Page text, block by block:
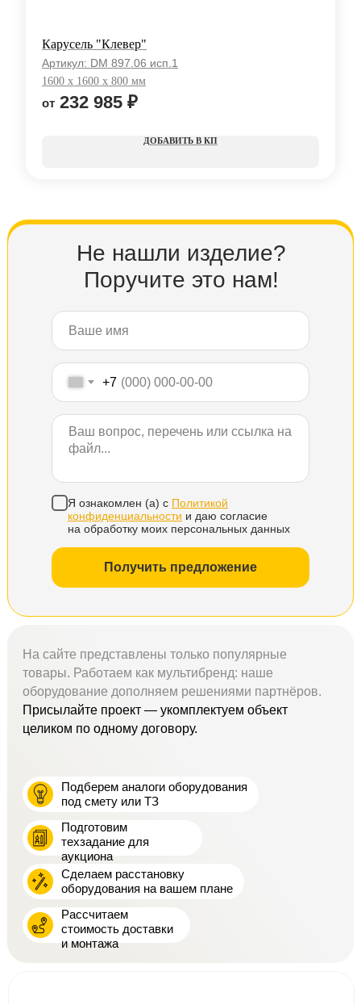
Карусель "Клевер"
Артикул: DM 897.06 исп.1
1600 х 1600 х 800 мм
232 985 ₽
КП
Не нашли изделие?
Поручите это нам!
На сайте представлены только популярные
товары. Работаем как мультибренд: наше
оборудование дополняем решениями партнёров.
Присылайте проект — укомплектуем объект
целиком по одному договору.
Подберем аналоги оборудования
под смету или ТЗ
Подготовим
техзадание для
аукциона
Сделаем расстановку
оборудования на вашем плане
Рассчитаем
стоимость доставки
и монтажа
+7
Я ознакомлен (а) с Политикой
конфиденциальности и даю согласие
на обработку моих персональных данных
Получить предложение